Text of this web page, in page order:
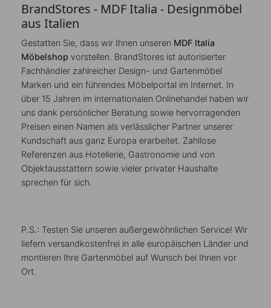
BrandStores - MDF Italia - Designmöbel
aus Italien
Gestatten Sie, dass wir Ihnen unseren MDF Italia
Möbelshop vorstellen. BrandStores ist autorisierter
Fachhändler zahlreicher Design- und Gartenmöbel
Marken und ein führendes Möbelportal im Internet. In
über 15 Jahren im internationalen Onlinehandel haben wir
uns dank persönlicher Beratung sowie hervorragenden
Preisen einen Namen als verlässlicher Partner unserer
Kundschaft aus ganz Europa erarbeitet. Zahllose
Referenzen aus Hotellerie, Gastronomie und von
Objektausstattern sowie vieler privater Haushalte
sprechen für sich.
P.S.: Testen Sie unseren außergewöhnlichen Service! Wir
liefern versandkostenfrei in alle europäischen Länder und
montieren Ihre Gartenmöbel auf Wunsch bei Ihnen vor
Ort.